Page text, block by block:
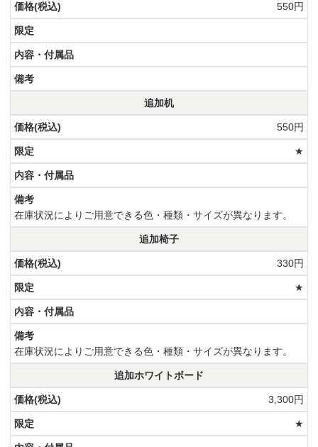
550円
追加机
550円
★
在庫状況によりご用意できる色・種類・サイズが異なります。
追加椅子
330円
★
在庫状況によりご用意できる色・種類・サイズが異なります。
追加ホワイトボード
3,300円
★